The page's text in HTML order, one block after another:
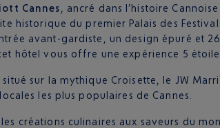
Cannes, ancré dans l’histoire
historique du premier Palais des
avant-gardiste, un design épuré et
hôtel vous offre une expérience 5
sur la mythique Croisette, le JW
les plus populaires de Cannes.
créations culinaires aux saveurs du